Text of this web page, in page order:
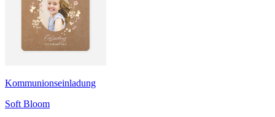
Kommunionseinladung
Soft Bloom